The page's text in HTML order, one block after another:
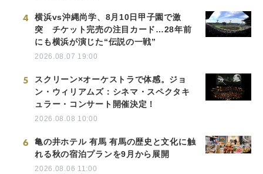
4
横浜vs沖縄尚学、8月10日甲子園で激
突 チケット完売の注目カード…28年前
にも横浜が演じた“伝説の一戦”
2026.08.07 19:00
5
スクリーン×オーケストラで体感。ジョ
ン・ウィリアムズ：シネマ・スペクタキ
ュラー・コンサート開催決定！
2026.08.08 10:00
6
亀の井ホテル 有馬 有馬の歴史と文化に触
れる秋の宿泊プランを9月から展開
2026.08.06 11:00